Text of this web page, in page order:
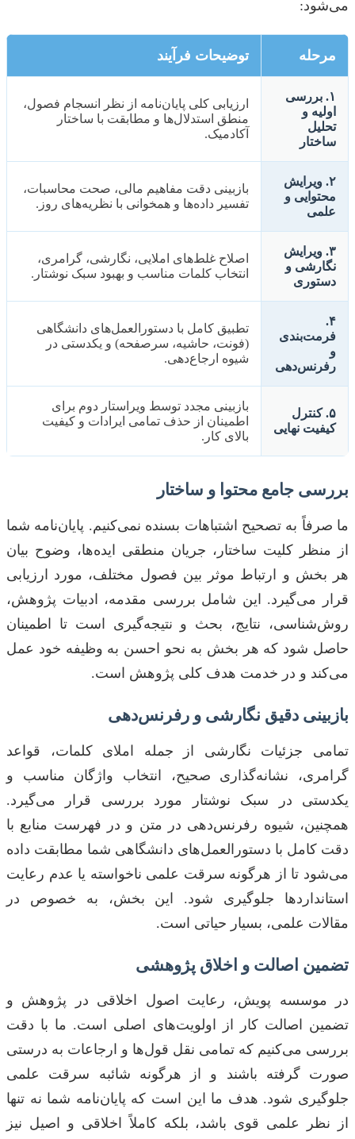
می‌شود:
مرحله توضیحات فرآیند
۱. بررسی
اولیه و
تحلیل
ساختار
ارزیابی کلی پایان‌نامه از نظر انسجام فصول،
منطق استدلال‌ها و مطابقت با ساختار
آکادمیک.
۲. ویرایش
محتوایی و
علمی
بازبینی دقت مفاهیم مالی، صحت محاسبات،
تفسیر داده‌ها و همخوانی با نظریه‌های روز.
۳. ویرایش
نگارشی و
دستوری
اصلاح غلط‌های املایی، نگارشی، گرامری،
انتخاب کلمات مناسب و بهبود سبک نوشتار.
۴.
فرمت‌بندی
و
رفرنس‌دهی
تطبیق کامل با دستورالعمل‌های دانشگاهی
(فونت، حاشیه، سرصفحه) و یکدستی در
شیوه ارجاع‌دهی.
۵. کنترل
کیفیت نهایی
بازبینی مجدد توسط ویراستار دوم برای
اطمینان از حذف تمامی ایرادات و کیفیت
بالای کار.
بررسی جامع محتوا و ساختار
ما صرفاً به تصحیح اشتباهات بسنده نمی‌کنیم. پایان‌نامه شما
از منظر کلیت ساختار، جریان منطقی ایده‌ها، وضوح بیان
هر بخش و ارتباط موثر بین فصول مختلف، مورد ارزیابی
قرار می‌گیرد. این شامل بررسی مقدمه، ادبیات پژوهش،
روش‌شناسی، نتایج، بحث و نتیجه‌گیری است تا اطمینان
حاصل شود که هر بخش به نحو احسن به وظیفه خود عمل
می‌کند و در خدمت هدف کلی پژوهش است.
بازبینی دقیق نگارشی و رفرنس‌دهی
تمامی جزئیات نگارشی از جمله املای کلمات، قواعد
گرامری، نشانه‌گذاری صحیح، انتخاب واژگان مناسب و
یکدستی در سبک نوشتار مورد بررسی قرار می‌گیرد.
همچنین، شیوه رفرنس‌دهی در متن و در فهرست منابع با
دقت کامل با دستورالعمل‌های دانشگاهی شما مطابقت داده
می‌شود تا از هرگونه سرقت علمی ناخواسته یا عدم رعایت
استانداردها جلوگیری شود. این بخش، به خصوص در
مقالات علمی، بسیار حیاتی است.
تضمین اصالت و اخلاق پژوهشی
در موسسه پویش، رعایت اصول اخلاقی در پژوهش و
تضمین اصالت کار از اولویت‌های اصلی است. ما با دقت
بررسی می‌کنیم که تمامی نقل قول‌ها و ارجاعات به درستی
صورت گرفته باشند و از هرگونه شائبه سرقت علمی
جلوگیری شود. هدف ما این است که پایان‌نامه شما نه تنها
از نظر علمی قوی باشد، بلکه کاملاً اخلاقی و اصیل نیز